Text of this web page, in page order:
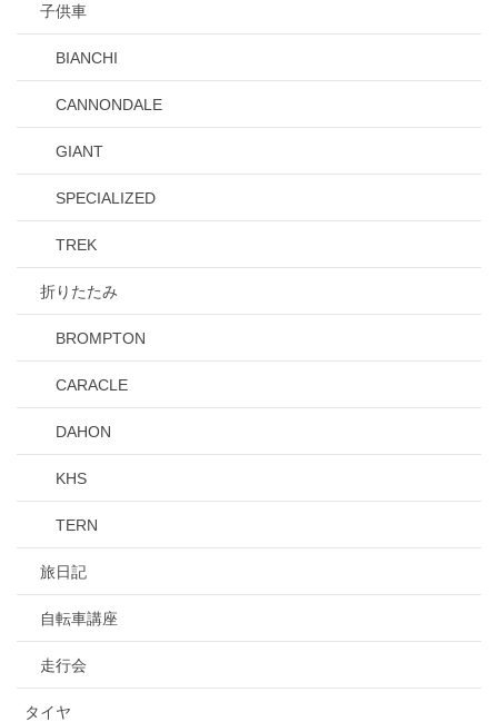
子供車
BIANCHI
CANNONDALE
GIANT
SPECIALIZED
TREK
折りたたみ
BROMPTON
CARACLE
DAHON
KHS
TERN
旅日記
自転車講座
走行会
タイヤ